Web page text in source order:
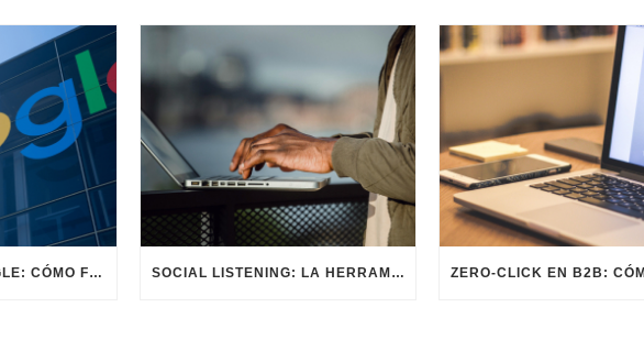
MÁS ALLÁ DE GOOGLE: CÓMO FUNCIONA EL SOCIAL SEARCH EN B2B SOCIAL LISTENING: LA HERRAMIENTA CLAVE PARA ENTENDER Y ANTICIPAR A TU AUDIENCIA